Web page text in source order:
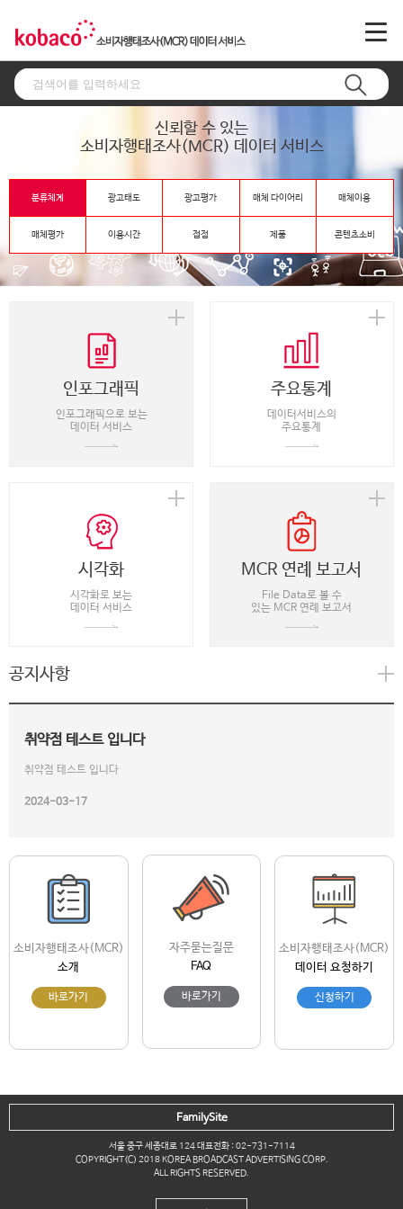
신뢰할 수 있는
소비자행태조사(MCR) 데이터 서비스
분류체계 광고태도 광고평가 매체 다이어리 매체이용
매체평가 이용시간 접점 제품 콘텐츠소비
인포그래픽
인포그래픽으로 보는
데이터 서비스
주요통계
데이터서비스의
주요통계
시각화
시각화로 보는
데이터 서비스
MCR 연례 보고서
File Data로 볼 수
있는 MCR 연례 보고서
공지사항
취약점 테스트 입니다
취약점 테스트 입니다
2024-03-17
소비자행태조사(MCR)
소개
바로가기
자주묻는질문
FAQ
바로가기
소비자행태조사(MCR)
데이터 요청하기
신청하기
서울 중구 세종대로 124 대표전화 : 02-731-7114
COPYRIGHT(C) 2018 KOREA BROADCAST ADVERTISING CORP.
ALL RIGHTS RESERVED.
FamilySite